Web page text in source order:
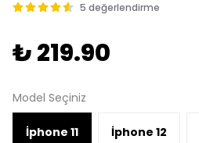
5 değerlendirme
₺ 219.90
Model Seçiniz
İphone 11 İphone 12